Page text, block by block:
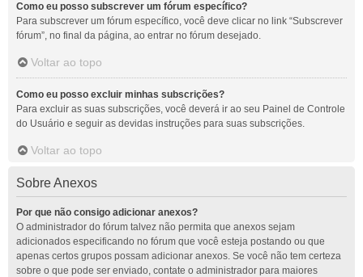
Como eu posso subscrever um fórum específico?
Para subscrever um fórum específico, você deve clicar no link “Subscrever
fórum”, no final da página, ao entrar no fórum desejado.
Voltar ao topo
Como eu posso excluir minhas subscrições?
Para excluir as suas subscrições, você deverá ir ao seu Painel de Controle
do Usuário e seguir as devidas instruções para suas subscrições.
Voltar ao topo
Sobre Anexos
Por que não consigo adicionar anexos?
O administrador do fórum talvez não permita que anexos sejam
adicionados especificando no fórum que você esteja postando ou que
apenas certos grupos possam adicionar anexos. Se você não tem certeza
sobre o que pode ser enviado, contate o administrador para maiores